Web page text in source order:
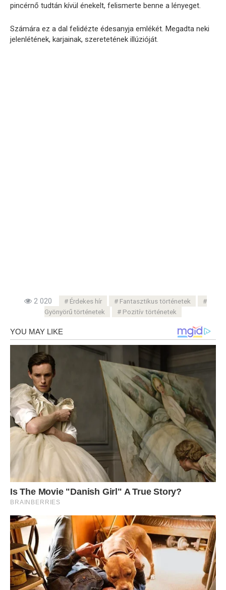
pincérnő tudtán kívül énekelt, felismerte benne a lényeget.
Számára ez a dal felidézte édesanyja emlékét. Megadta neki
jelenlétének, karjainak, szeretetének illúzióját.
2 020 Érdekes hír
Fantasztikus történetek
Gyönyörű történetek
Pozitív történetek